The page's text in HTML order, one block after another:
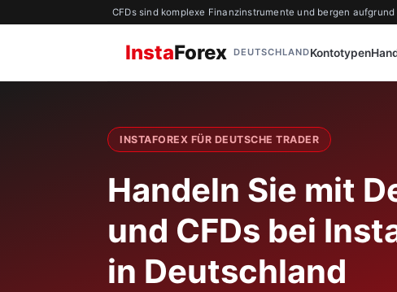
CFDs sind komplexe Finanzinstrumente und bergen
InstaForex DEUTSCHLANDKontotypen
INSTAFOREX FÜR DEUTSCHE TRADER
Handeln Sie mit
und CFDs bei
in Deutschland